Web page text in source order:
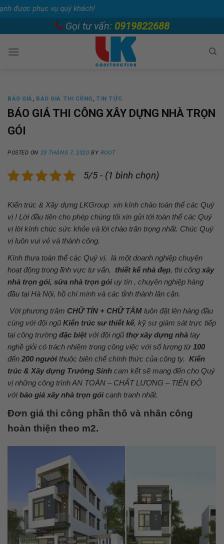
vụ quý khách!
to
content
Gọi tư vấn: 0919822688
BÁO GIÁ, BÁO GIÁ THI CÔNG, TIN TỨC
BÁO GIÁ THI CÔNG XÂY DỰNG NHÀ TRỌN
GÓI
POSTED ON 23 THÁNG 7, 2020 BY ROOT
5/5 - (1 bình chọn)
Kiến trúc & Xây dựng LKGroup xin kính chào toàn thể các Quý
vị ! Lời đầu tiên cho phép chúng tôi xin gửi tới toàn thể các Quý
vị lời kính chúc sức khỏe và lời chào trân trọng nhất. Chúc Quý
vị luôn vui vẻ và thành công.
Kính thưa toàn thể các Quý vị. là một doanh nghiệp chuyên
hoạt động trong lĩnh vực tư vấn, thiết kế nhà đẹp, thi công xây
nhà trọn gói, sửa nhà trọn góiuy tín , chuyên nghiệp hàng
đầu tại Hà Nội, hồ chí minh và các tỉnh thành lân cận.
Với phương trâm CHỮ TÍN + CHỮ TÂM luôn đặt lên hàng đầu
cùng với đội ngũ Kiến trúc sư thiết kế, kỹ sư giám sát trực tiếp
tại công trường đặc biệtvới đội ngũ thợ xây dựng nhà tay
nghề giỏi có trách nhiệm trong công việc với số lượng từ100
đến 200 ngườithuộc biên chế chính thức của công ty. Kiến
trúc & Xây dựng Trường Sinh cam kết sẽ mang đến cho Quý
vị những công trình AN TOÀN – CHẤT LƯỢNG – TIẾN ĐỘ
vớibáo giá xây nhà trọn góicạnh tranh nhất.
Đơn giá thi công phần thô và nhân công
hoàn thiện theo m2.